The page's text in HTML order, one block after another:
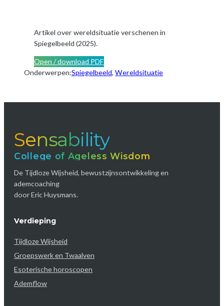
Artikel over wereldsituatie verschenen in
Spiegelbeeld (2025).
Open / download PDF
Onderwerpen:Spiegelbeeld, Wereldsituatie
Sensability
College of Ageless Wisdom
De Tijdloze Wijsheid, bewustzijnsontwikkeling en
ademcoaching
door Eric Huysmans.
Verdieping
Tijdloze Wijsheid
Groepswerk en Twaalven
Esoterische horoscopen
Ademflow